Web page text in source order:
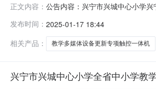
正文内容： 公告内容：兴宁市兴城中心小学
主体采购人(甲方)：兴宁市兴城中
区阡
发布时间： 2025-01-17 18:44
相关产品：
教学多媒体设备更新专项触控一体机
兴宁市兴城中心小学全省中小学教